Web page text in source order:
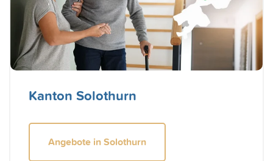
Kanton Solothurn
Angebote in Solothurn